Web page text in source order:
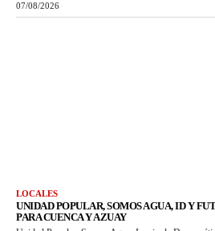
07/08/2026
LOCALES
UNIDAD POPULAR, SOMOS AGUA, ID Y
PARA CUENCA Y AZUAY